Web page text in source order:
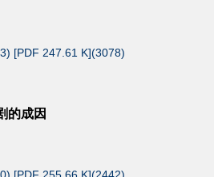
) [PDF 247.61 K](3078)
的成因